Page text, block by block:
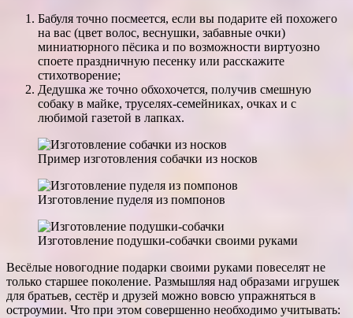
Бабуля точно посмеется, если вы подарите ей похожего
на вас (цвет волос, веснушки, забавные очки)
миниатюрного пёсика и по возможности виртуозно
споете праздничную песенку или расскажите
стихотворение;
Дедушка же точно обхохочется, получив смешную
собаку в майке, труселях-семейниках, очках и с
любимой газетой в лапках.
Пример изготовления собачки из носков
Изготовление пуделя из помпонов
Изготовление подушки-собачки своими руками
Весёлые новогодние подарки своими руками повеселят не
только старшее поколение. Размышляя над образами игрушек
для братьев, сестёр и друзей можно вовсю упражняться в
остроумии. Что при этом совершенно необходимо учитывать: